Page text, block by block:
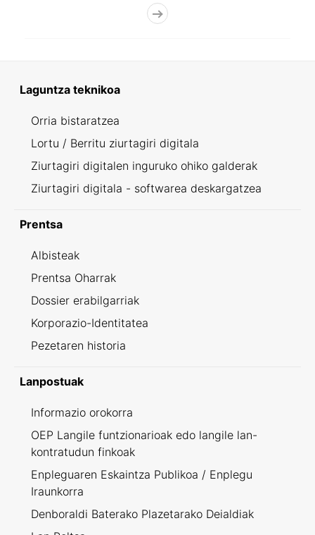
Laguntza teknikoa
Orria bistaratzea
Lortu / Berritu ziurtagiri digitala
Ziurtagiri digitalen inguruko ohiko galderak
Ziurtagiri digitala - softwarea deskargatzea
Prentsa
Albisteak
Prentsa Oharrak
Dossier erabilgarriak
Korporazio-Identitatea
Pezetaren historia
Lanpostuak
Informazio orokorra
OEP Langile funtzionarioak edo langile lan-
kontratudun finkoak
Enpleguaren Eskaintza Publikoa / Enplegu
Iraunkorra
Denboraldi Baterako Plazetarako Deialdiak